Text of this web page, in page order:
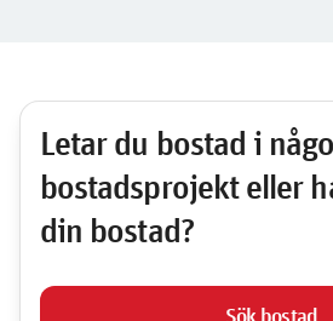
Letar du bostad i
bostadsprojekt eller
din bostad?
Sök bostad